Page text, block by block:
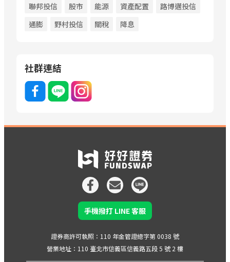
聯邦投信
股市 能源 資產配置
路博邁投信
通膨
野村投信 關稅 降息
社群連結
手機撥打 LINE 客服
證券商許可執照：110 年金管證總字第 0038 號
營業地址：110 臺北市信義區信義路五段 5 號 2 樓